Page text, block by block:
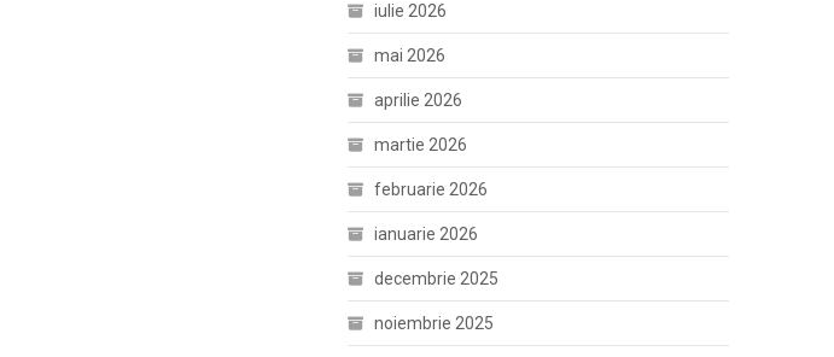
iulie 2026
mai 2026
aprilie 2026
martie 2026
februarie 2026
ianuarie 2026
decembrie 2025
noiembrie 2025